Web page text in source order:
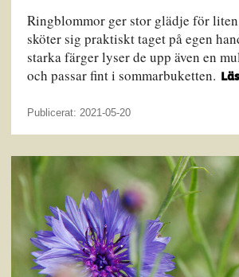
Ringblommor ger stor glädje för
sköter sig praktiskt taget på egen
starka färger lyser de upp även en
och passar fint i sommarbuketten.
Publicerat: 2021-05-20